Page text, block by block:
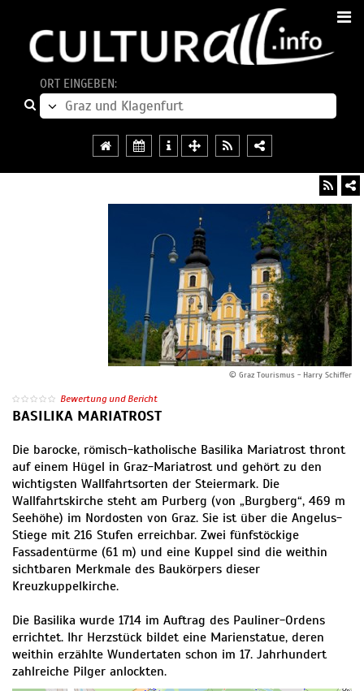
ORT EINGEBEN:
© Graz Tourismus - Harry Schiffer
Bewertung und Bericht
BASILIKA MARIATROST
Die barocke, römisch-katholische Basilika Mariatrost thront
auf einem Hügel in Graz-Mariatrost und gehört zu den
wichtigsten Wallfahrtsorten der Steiermark. Die
Wallfahrtskirche steht am Purberg (von „Burgberg“, 469 m
Seehöhe) im Nordosten von Graz. Sie ist über die Angelus-
Stiege mit 216 Stufen erreichbar. Zwei fünfstöckige
Fassadentürme (61 m) und eine Kuppel sind die weithin
sichtbaren Merkmale des Baukörpers dieser
Kreuzkuppelkirche.
Die Basilika wurde 1714 im Auftrag des Pauliner-Ordens
errichtet. Ihr Herzstück bildet eine Marienstatue, deren
weithin erzählte Wundertaten schon im 17. Jahrhundert
zahlreiche Pilger anlockten.